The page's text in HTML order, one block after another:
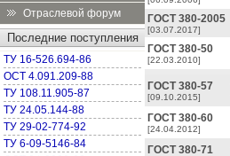
Отраслевой форум
Последние поступления
ТУ 16-526.694-86
ОСТ 4.091.209-88
ТУ 108.11.905-87
ТУ 24.05.144-88
ТУ 29-02-774-92
ТУ 6-09-5146-84
ГОСТ 380-2005
[03.07.2017]
ГОСТ 380-50
[22.03.2010]
ГОСТ 380-57
[09.10.2015]
ГОСТ 380-60
[24.04.2012]
ГОСТ 380-71